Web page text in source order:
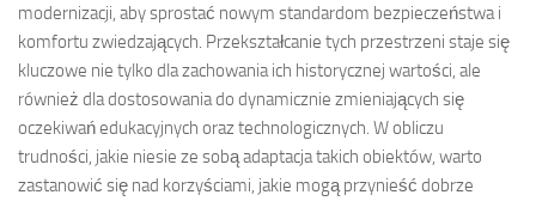
modernizacji, aby sprostać nowym standardom bezpieczeństwa i
komfortu zwiedzających. Przekształcanie tych przestrzeni staje się
kluczowe nie tylko dla zachowania ich historycznej wartości, ale
również dla dostosowania do dynamicznie zmieniających się
oczekiwań edukacyjnych oraz technologicznych. W obliczu
trudności, jakie niesie ze sobą adaptacja takich obiektów, warto
zastanowić się nad korzyściami, jakie mogą przynieść dobrze